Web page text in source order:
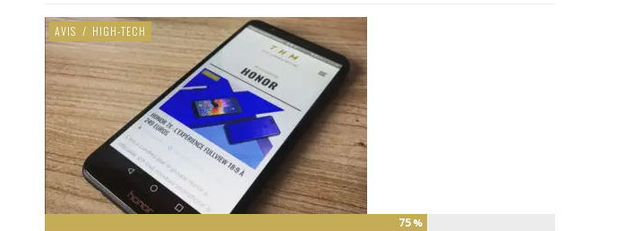
75 %
AVIS / HIGH-TECH